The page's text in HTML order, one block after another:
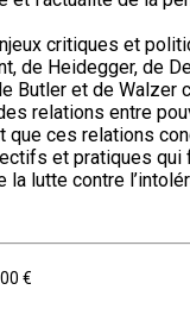
critiques et
de Heidegger, de
Butler et de Walzer
relations entre
que ces relations
et pratiques
lutte contre
€